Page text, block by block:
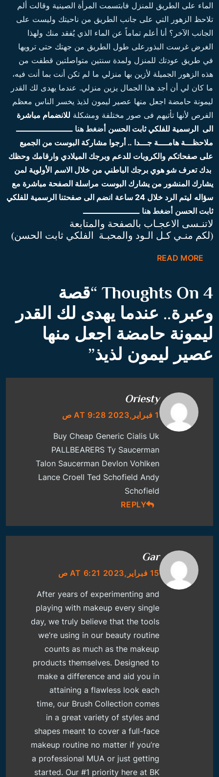
الماء على الطريق للمنزل فابتسمت المرأة الصينية وقالت ألم
تلاحظ الزهور التي على جانب الطريق من ناحيتك وليست على
الجانب الآخر؟ أنا أعلم تماماً عن الماء الذي يُفقد منك ولهذا
الغرض غرست البذورعلى طول الطريق من جهتك حتى ترويها
في طريق عودتك للمنزل ولمدة سنتين متواصلتين قطفت من
هذه الزهور الجميلة لأزين بها منزلي ما لم تكن أنت بما أنت فيه،
ما كان لي أن أجد هذا الجمال يزين منزلي. عندما يهدى لك القدر
ليمونة حامضة اجعل منها عصير ليمون لذيذ يخسر الناس معظم
الفرص لأنها تأتيهم فى صور مختلفة ومشكلة للانضمام مباشرة
الى الرسمية للفلكي ثابت الحسن أضغط هنا ـــــــــــــــــــــــ
ملاحظـــة هامــــة جـــدا .. أرجوا مشاركة البوست من الجميع
على صفحاتكم والكروبات للدعم وبرجك الميلادي وارقامك وحظك
بدك تعرف شو هوي برجك الباطني من خلال الاسم الأولوية لمن
يشارك المنشور من يشارك البوست مراسلة الصفحة مباشرة مع
سؤاله ليتم الرد خلال 24 ساعة
انضم الى صفحتنا الرسمية للفلكي
ثابت الحسن أضغط هنا ـــــــــــــــــــــــ
لاتنـسى الاعجـاب بالصفحة والمتابعة
(لكم منـي كـل الـود والمحبـة الفلكي ثابت الحسن)
READ MORE
4 Thoughts On “
قصة
وعبرة.. عندما يهدى لك القدر
ليمونة حامضة اجعل منها
عصير ليمون لذيذ”
Oriesty
1 فبراير,2023 AT 9:28 ص
Buy Cheap Generic Cialis Uk
PALLBEARERS Ty Saucerman
Talon Saucerman Devlon Vohlken
Lance Croell Ted Schofield Andy
Schofield
REPLY
Gar
15 فبراير,2023 AT 6:21 ص
After years of experimenting and
playing with makeup every single
day, we truly believe that the tools
we’re using in our beauty routine
counts as much as the makeup
products themselves. Designed to
make a difference and aid you in
attaining a flawless look each
time, our Brush Collection comes
in a great variety of styles and
shapes meant to cover a full-face
makeup routine no matter if you’re
a professional MUA or just getting
started. Our #1 priority here at BK